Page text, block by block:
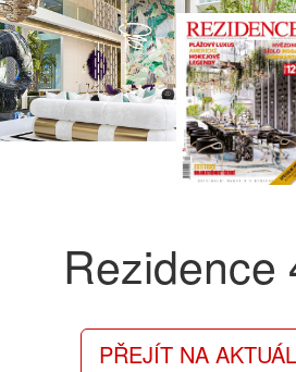
Rezidence
PŘEJÍT NA